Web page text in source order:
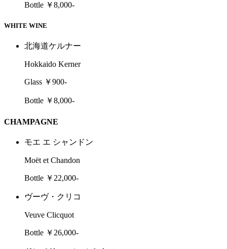
Bottle ￥8,000-
WHITE WINE
北海道ケルナー
Hokkaido Kerner
Glass ￥900-
Bottle ￥8,000-
CHAMPAGNE
モエ エ シャンドン
Moët et Chandon
Bottle ￥22,000-
ヴーヴ・クリコ
Veuve Clicquot
Bottle ￥26,000-